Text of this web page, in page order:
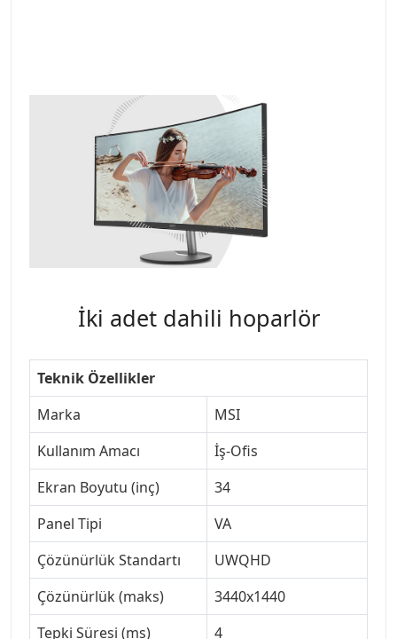
İki adet dahili hoparlör
Teknik Özellikler
Marka
MSI
Kullanım Amacı
İş-Ofis
Ekran Boyutu (inç)
34
Panel Tipi
VA
Çözünürlük Standartı
UWQHD
Çözünürlük (maks)
3440x1440
Tepki Süresi (ms)
4